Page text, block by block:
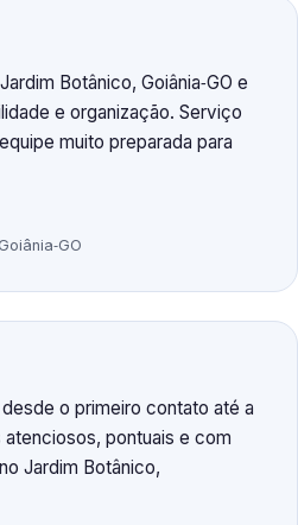
Botânico, Goiânia‑GO e
e organização. Serviço
muito preparada para
o primeiro contato até a
pontuais e com
Jardim Botânico,